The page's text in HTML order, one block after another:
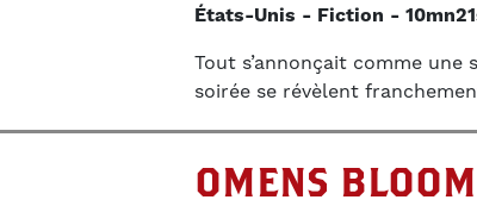
États-Unis Fiction
Tout s’annonçait comme
soirée se révèlent
OMENS